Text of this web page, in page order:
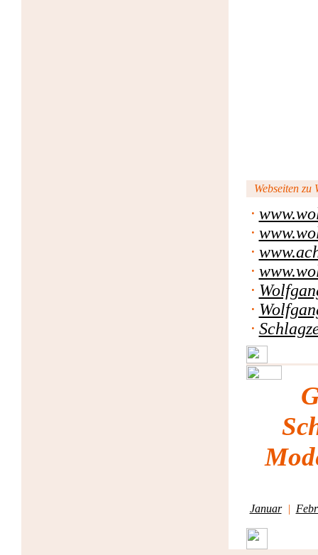
Webseiten
·
·
·
·
·
·
·
Januar|